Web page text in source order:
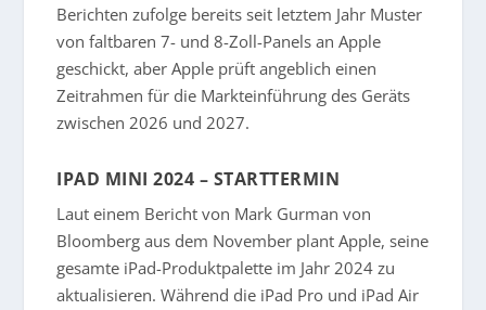
Berichten zufolge bereits seit letztem Jahr Muster
von faltbaren 7- und 8-Zoll-Panels an Apple
geschickt, aber Apple prüft angeblich einen
Zeitrahmen für die Markteinführung des Geräts
zwischen 2026 und 2027.
IPAD MINI 2024 – STARTTERMIN
Laut einem Bericht von Mark Gurman von
Bloomberg aus dem November plant Apple, seine
gesamte iPad-Produktpalette im Jahr 2024 zu
aktualisieren. Während die iPad Pro und iPad Air